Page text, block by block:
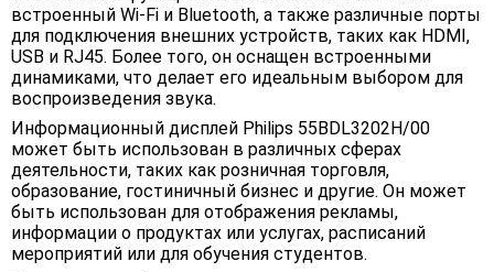
встроенный Wi-Fi и Bluetooth, а также различные порты
для подключения внешних устройств, таких как HDMI,
USB и RJ45. Более того, он оснащен встроенными
динамиками, что делает его идеальным выбором для
воспроизведения звука.
Информационный дисплей Philips 55BDL3202H/00
может быть использован в различных сферах
деятельности, таких как розничная торговля,
образование, гостиничный бизнес и другие. Он может
быть использован для отображения рекламы,
информации о продуктах или услугах, расписаний
мероприятий или для обучения студентов.